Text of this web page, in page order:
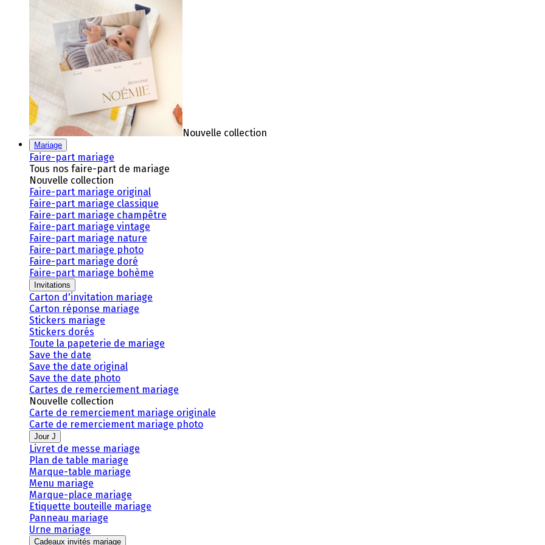
Nouvelle collection
Mariage
Faire-part mariage
Tous nos faire-part de mariage
Nouvelle collection
Faire-part mariage original
Faire-part mariage classique
Faire-part mariage champêtre
Faire-part mariage vintage
Faire-part mariage nature
Faire-part mariage photo
Faire-part mariage doré
Faire-part mariage bohème
Invitations
Carton d'invitation mariage
Carton réponse mariage
Stickers mariage
Stickers dorés
Toute la papeterie de mariage
Save the date
Save the date original
Save the date photo
Cartes de remerciement mariage
Nouvelle collection
Carte de remerciement mariage originale
Carte de remerciement mariage photo
Jour J
Livret de messe mariage
Plan de table mariage
Marque-table mariage
Menu mariage
Marque-place mariage
Etiquette bouteille mariage
Panneau mariage
Urne mariage
Cadeaux invités mariage